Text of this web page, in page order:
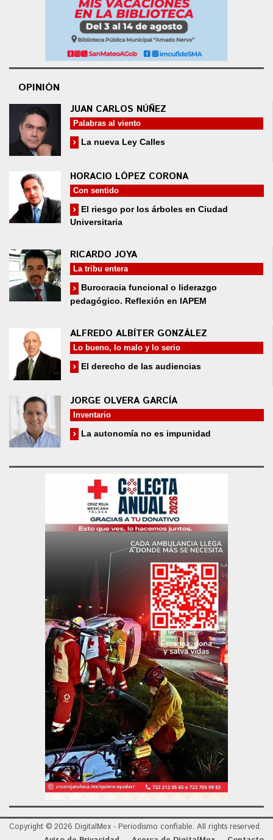
OPINIÓN
JUAN CARLOS NÚÑEZ
Palabras al viento
La nueva Ley Calles
HORACIO LÓPEZ CORONA
Con sentido
El riesgo por los árboles en Ciudad
Universitaria
RICARDO JOYA
La tribu entera
Burocracia funcional o liderazgo
pedagógico. Reflexión en IAPEM
ALFREDO ALBÍTER GONZÁLEZ
Lo bueno, lo malo y lo serio
El derecho de las audiencias
JORGE OLVERA GARCÍA
Inventario
La autonomía no es impunidad
Copyright © 2026 DigitalMex - Periodismo confiable. All rights reserved.